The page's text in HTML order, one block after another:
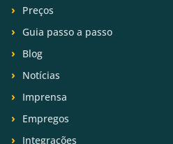
Preços
Guia passo a passo
Blog
Notícias
Imprensa
Empregos
Integrações